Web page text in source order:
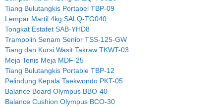
Tiang Bulutangkis Portabel TBP-09
Lempar Martil 4kg SALQ-TG040
Tongkat Estafet SAB-YHD8
Trampolin Senam Senior TSS-125-GW
Tiang dan Kursi Wasit Takraw TKWT-03
Meja Tenis Meja MDF-25
Tiang Bulutangkis Portable TBP-12
Pelindung Kepala Taekwondo PKT-05
Balance Board Olympus BBO-40
Balance Cushion Olympus BCO-30